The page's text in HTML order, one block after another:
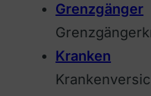
Grenzgänger
Kranken